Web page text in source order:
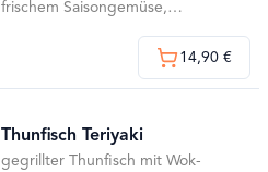
frischem Saisongemüse,
Basilikum und Kokosmilch 14,90 €
Thunfisch Teriyaki
gegrillter Thunfisch mit Wok-